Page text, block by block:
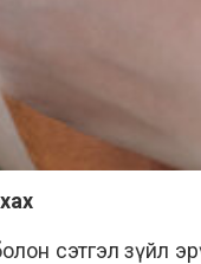
сэтгэл зүйл